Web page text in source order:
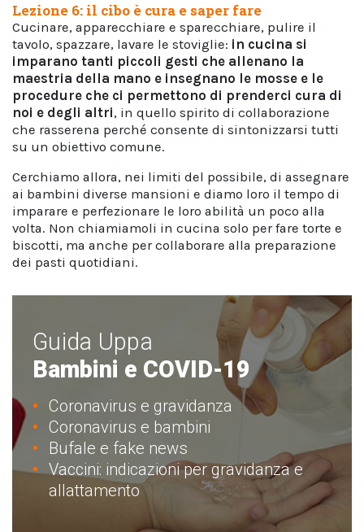
Lezione 6: il cibo è cura e saper fare
Cucinare, apparecchiare e sparecchiare, pulire il
tavolo, spazzare, lavare le stoviglie: in cucina si
imparano tanti piccoli gesti che allenano la
maestria della mano e insegnano le mosse e le
procedure che ci permettono di prenderci cura di
noi e degli altri, in quello spirito di collaborazione
che rasserena perché consente di sintonizzarsi tutti
su un obiettivo comune.
Cerchiamo allora, nei limiti del possibile, di assegnare
ai bambini diverse mansioni e diamo loro il tempo di
imparare e perfezionare le loro abilità un poco alla
volta. Non chiamiamoli in cucina solo per fare torte e
biscotti, ma anche per collaborare alla preparazione
dei pasti quotidiani.
Guida Uppa
Bambini e COVID-19
Coronavirus e gravidanza
Coronavirus e bambini
Bufale e fake news
Vaccini: indicazioni per gravidanza e
allattamento